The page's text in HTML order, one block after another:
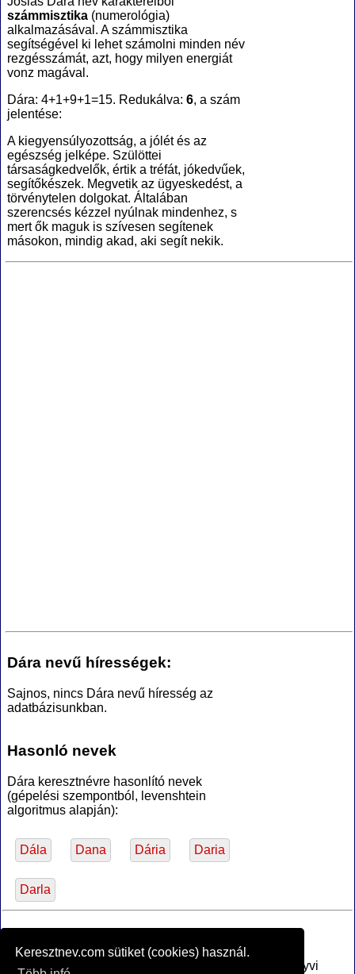
Keresztnev.com sütiket (cookies) használ.
számmisztika (numerológia)
alkalmazásával. A számmisztika
segítségével ki lehet számolni minden név
rezgésszámát, azt, hogy milyen energiát
vonz magával.
Dára: 4+1+9+1=15. Redukálva: 6, a szám
jelentése:
A kiegyensúlyozottság, a jólét és az
egészség jelképe. Szülöttei
társaságkedvelők, értik a tréfát, jókedvűek,
segítőkészek. Megvetik az ügyeskedést, a
törvénytelen dolgokat. Általában
szerencsés kézzel nyúlnak mindenhez, s
mert ők maguk is szívesen segítenek
másokon, mindig akad, aki segít nekik.
Dára nevű hírességek:
Sajnos, nincs Dára nevű híresség az
adatbázisunkban.
Hasonló nevek
Dára keresztnévre hasonlító nevek
(gépelési szempontból, levenshtein
algoritmus alapján):
Dála Dana Dária Daria
Darla
Az MTA Nyelvtudományi Intézete által anyakönyvi